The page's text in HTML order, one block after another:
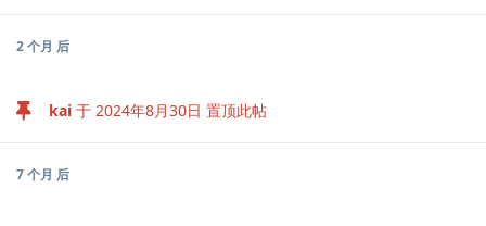
2 个月 后
kai 于 2024年8月30日 置顶此帖
7 个月 后